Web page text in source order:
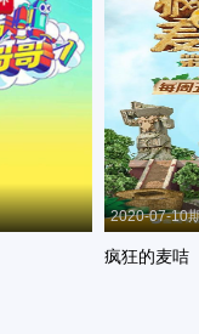
2020-07-10
疯狂的麦咭